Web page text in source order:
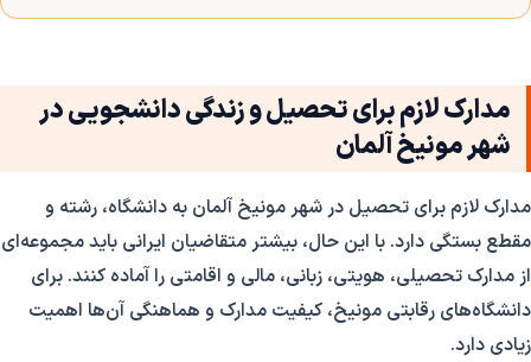
مدارک لازم برای تحصیل و زندگی دانشجویی در
شهر مونیخ آلمان
مدارک لازم برای تحصیل در شهر مونیخ آلمان به دانشگاه، رشته و
مقطع بستگی دارد. با این حال، بیشتر متقاضیان ایرانی باید مجموعه‌ای
از مدارک تحصیلی، هویتی، زبانی، مالی و اقامتی را آماده کنند. برای
دانشگاه‌های رقابتی مونیخ، کیفیت مدارک و هماهنگی آن‌ها اهمیت
زیادی دارد.